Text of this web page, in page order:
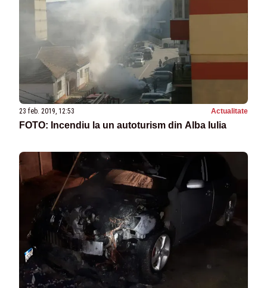
23 feb. 2019, 12:53 Actualitate
FOTO: Incendiu la un autoturism din Alba Iulia